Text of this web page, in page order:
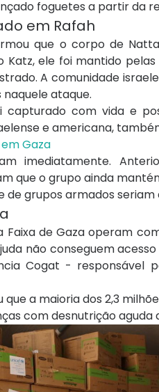
foguetes a partir da
em Rafah
que o corpo de
Katz, ele foi mantido
A comunidade
ataque.
capturado com vida e
e americana,
Gaza
imediatamente.
que o grupo ainda
grupos armados seriam
Faixa de Gaza operam
não conseguem
Cogat - responsável
que a maioria dos 2,3
com desnutrição